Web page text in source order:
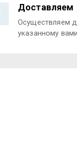
Доставляем
Осуществляем
указанному